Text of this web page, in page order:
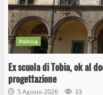
Politica
Ex scuola di Tobia, ok al
progettazione
5 Agosto 2026 33